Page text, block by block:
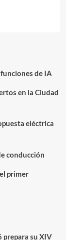
de IA
en la Ciudad
eléctrica
conducción
primer
prepara su XIV